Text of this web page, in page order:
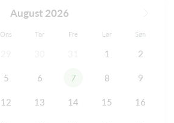
August 2026
Ons Tor Fre Lør Søn
1 2
5 6 7 8 9
12 13 14 15 16